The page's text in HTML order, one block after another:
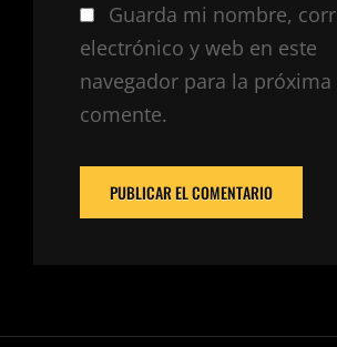
Guarda mi nombre,
electrónico y web en este
navegador para la próxima
comente.